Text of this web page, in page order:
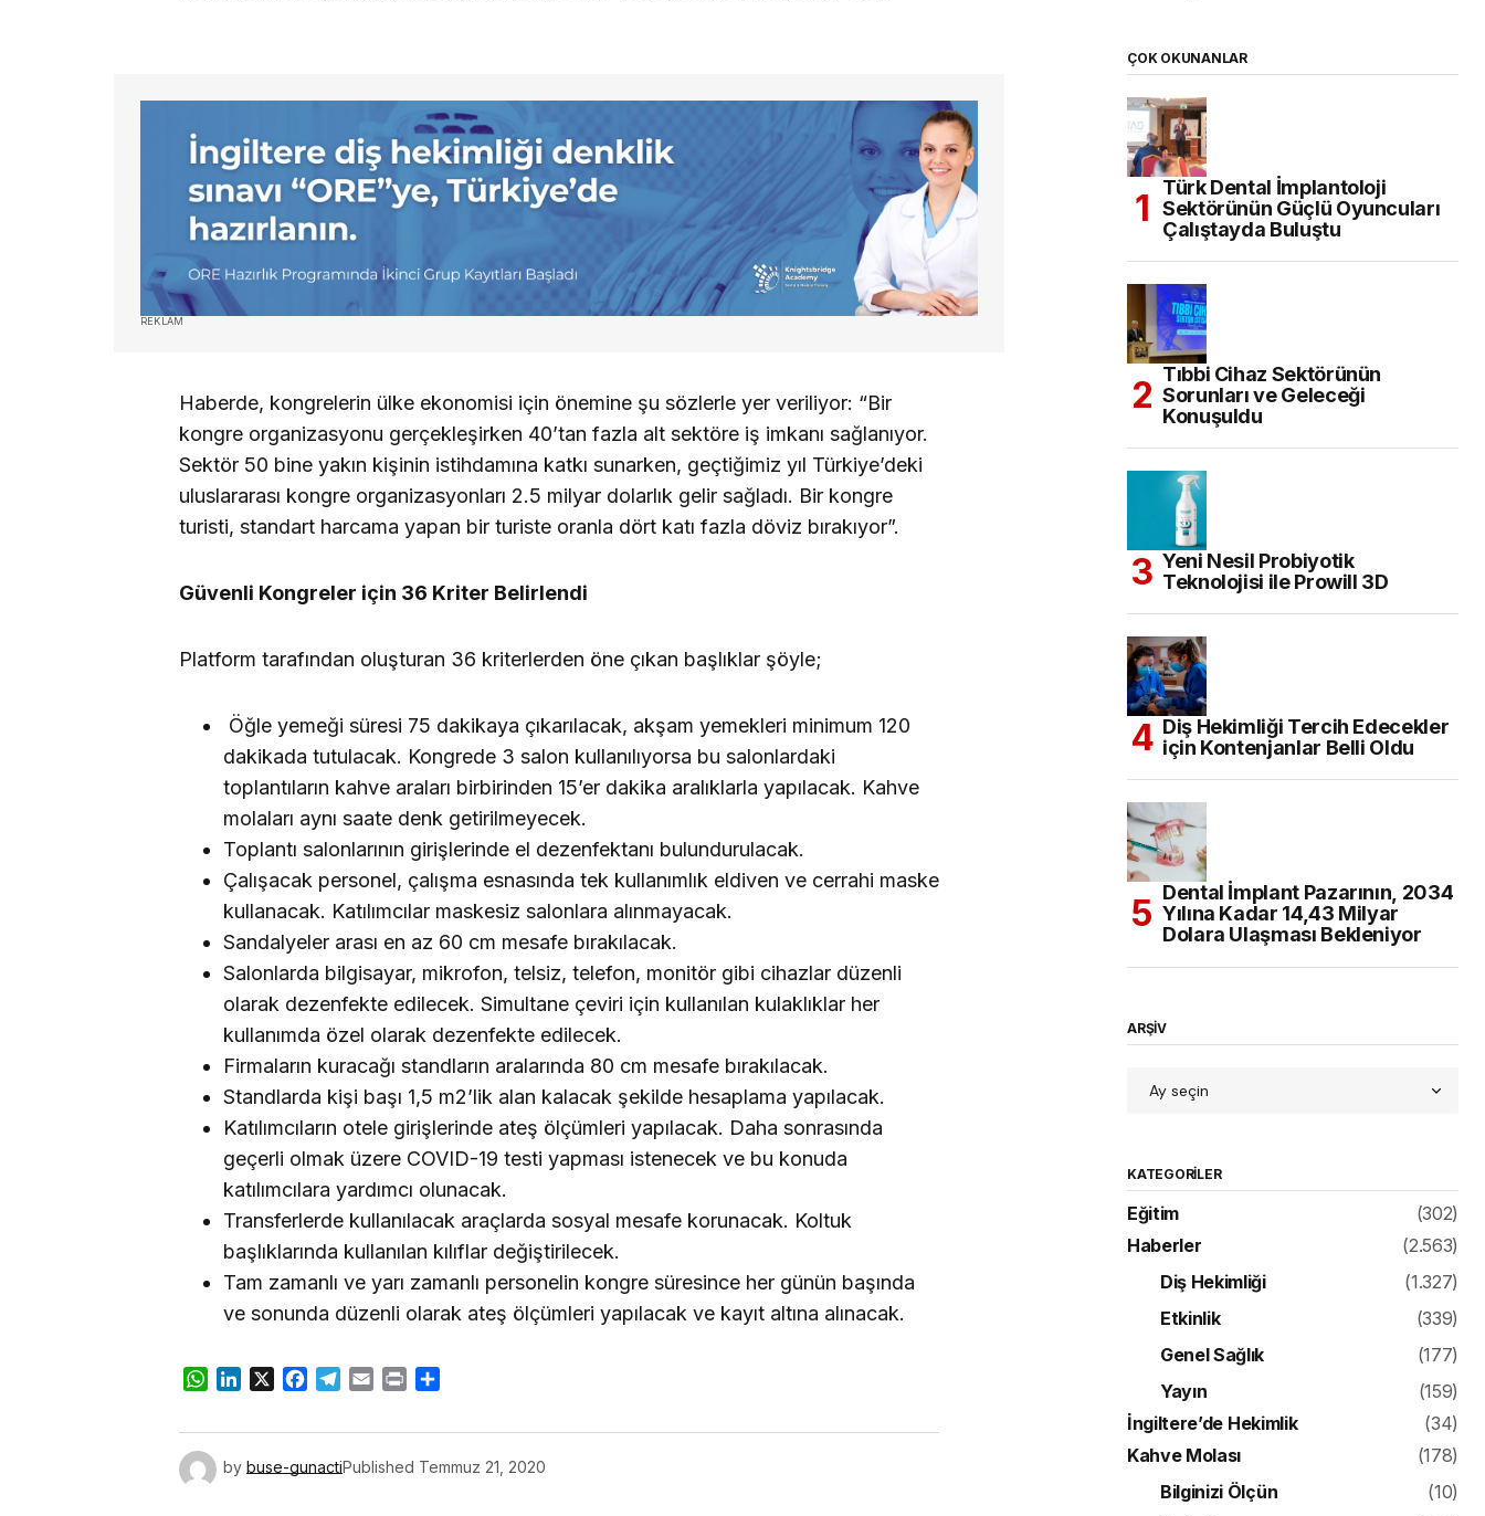
REKLAM
Haberde, kongrelerin ülke ekonomisi için önemine şu sözlerle yer veriliyor: “Bir
kongre organizasyonu gerçekleşirken 40’tan fazla alt sektöre iş imkanı sağlanıyor.
Sektör 50 bine yakın kişinin istihdamına katkı sunarken, geçtiğimiz yıl Türkiye’deki
uluslararası kongre organizasyonları 2.5 milyar dolarlık gelir sağladı. Bir kongre
turisti, standart harcama yapan bir turiste oranla dört katı fazla döviz bırakıyor”.
Güvenli Kongreler için 36 Kriter Belirlendi
Platform tarafından oluşturan 36 kriterlerden öne çıkan başlıklar şöyle;
Öğle yemeği süresi 75 dakikaya çıkarılacak, akşam yemekleri minimum 120
dakikada tutulacak. Kongrede 3 salon kullanılıyorsa bu salonlardaki
toplantıların kahve araları birbirinden 15’er dakika aralıklarla yapılacak. Kahve
molaları aynı saate denk getirilmeyecek.
Toplantı salonlarının girişlerinde el dezenfektanı bulundurulacak.
Çalışacak personel, çalışma esnasında tek kullanımlık eldiven ve cerrahi maske
kullanacak. Katılımcılar maskesiz salonlara alınmayacak.
Sandalyeler arası en az 60 cm mesafe bırakılacak.
Salonlarda bilgisayar, mikrofon, telsiz, telefon, monitör gibi cihazlar düzenli
olarak dezenfekte edilecek. Simultane çeviri için kullanılan kulaklıklar her
kullanımda özel olarak dezenfekte edilecek.
Firmaların kuracağı standların aralarında 80 cm mesafe bırakılacak.
Standlarda kişi başı 1,5 m2’lik alan kalacak şekilde hesaplama yapılacak.
Katılımcıların otele girişlerinde ateş ölçümleri yapılacak. Daha sonrasında
geçerli olmak üzere COVID-19 testi yapması istenecek ve bu konuda
katılımcılara yardımcı olunacak.
Transferlerde kullanılacak araçlarda sosyal mesafe korunacak. Koltuk
başlıklarında kullanılan kılıflar değiştirilecek.
Tam zamanlı ve yarı zamanlı personelin kongre süresince her günün başında
ve sonunda düzenli olarak ateş ölçümleri yapılacak ve kayıt altına alınacak.
WhatsApp
LinkedIn
X Facebook
Telegram
Email Print
by buse-gunactiPublished Temmuz 21, 2020
ÇOK OKUNANLAR
Türk Dental İmplantoloji
Sektörünün Güçlü Oyuncuları
Çalıştayda Buluştu
Tıbbi Cihaz Sektörünün
Sorunları ve Geleceği
Konuşuldu
Yeni Nesil Probiyotik
Teknolojisi ile Prowill 3D
Diş Hekimliği Tercih Edecekler
için Kontenjanlar Belli Oldu
Dental İmplant Pazarının, 2034
Yılına Kadar 14,43 Milyar
Dolara Ulaşması Bekleniyor
ARŞİV
KATEGORILER
Eğitim
(302)
Haberler
(2.563)
Diş Hekimliği
(1.327)
Etkinlik
(339)
Genel Sağlık
(177)
Yayın
(159)
İngiltere’de Hekimlik
(34)
Kahve Molası
(178)
Bilginizi Ölçün
(10)